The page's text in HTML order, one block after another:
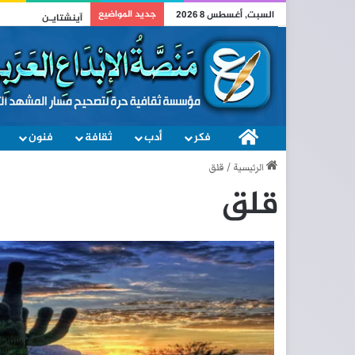
السبت, أغسطس 8 2026 جديد المواضيع آينشتايـن
الصفحة الرئيسية
فكر أدب ثقافة فنون
الرئيسية / قلق
قلق